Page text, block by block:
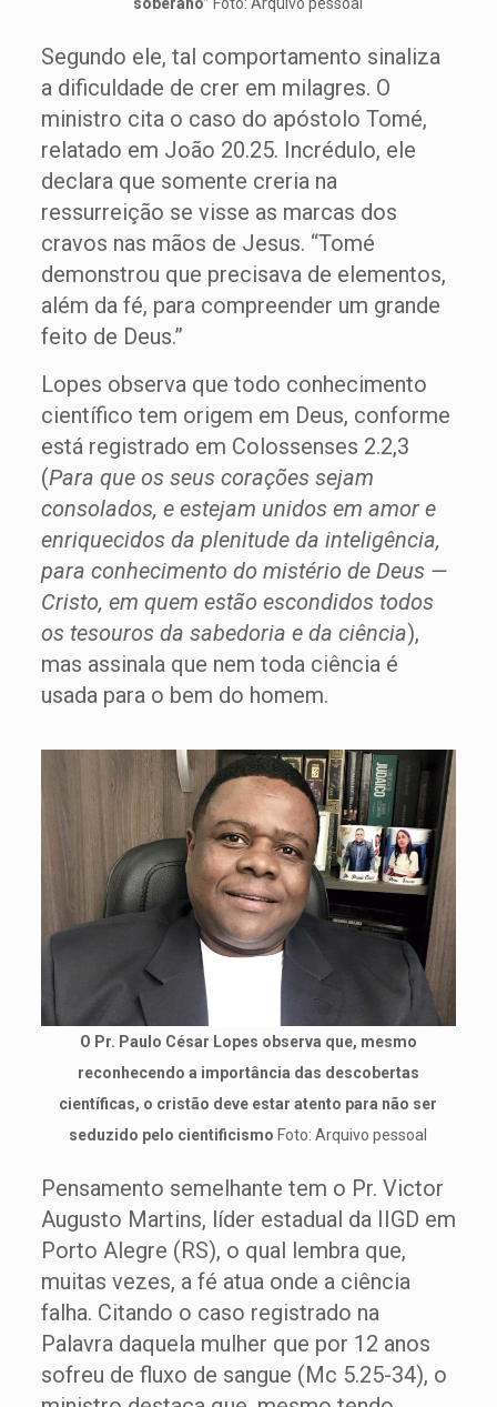
Segundo ele, tal comportamento sinaliza
a dificuldade de crer em milagres. O
ministro cita o caso do apóstolo Tomé,
relatado em João 20.25. Incrédulo, ele
declara que somente creria na
ressurreição se visse as marcas dos
cravos nas mãos de Jesus. “Tomé
demonstrou que precisava de elementos,
além da fé, para compreender um grande
feito de Deus.”
Lopes observa que todo conhecimento
científico tem origem em Deus, conforme
está registrado em Colossenses 2.2,3
(Para que os seus corações sejam
consolados, e estejam unidos em amor e
enriquecidos da plenitude da inteligência,
para conhecimento do mistério de Deus —
Cristo, em quem estão escondidos todos
os tesouros da sabedoria e da ciência),
mas assinala que nem toda ciência é
usada para o bem do homem.
O Pr. Paulo César Lopes observa que, mesmo
reconhecendo a importância das descobertas
científicas, o cristão deve estar atento para não ser
seduzido pelo cientificismo Foto: Arquivo pessoal
Pensamento semelhante tem o Pr. Victor
Augusto Martins, líder estadual da IIGD em
Porto Alegre (RS), o qual lembra que,
muitas vezes, a fé atua onde a ciência
falha. Citando o caso registrado na
Palavra daquela mulher que por 12 anos
sofreu de fluxo de sangue (Mc 5.25-34), o